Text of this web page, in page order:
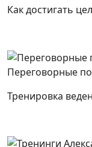
Как достигать
Переговорные
Тренировка